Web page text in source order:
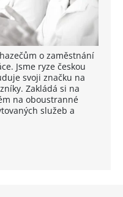
o zaměstnání
Jsme ryze českou
svoji značku na
Zakládá si na
na oboustranné
služeb a